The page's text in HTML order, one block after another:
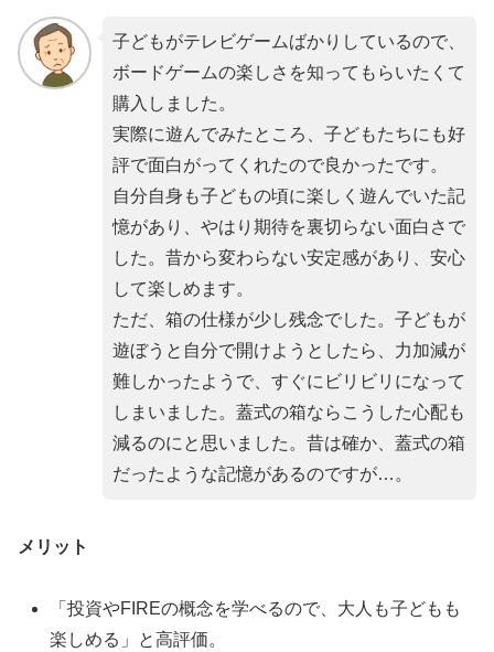
子どもがテレビゲームばかりしているので、
ボードゲームの楽しさを知ってもらいたくて
購入しました。
実際に遊んでみたところ、子どもたちにも好
評で面白がってくれたので良かったです。
自分自身も子どもの頃に楽しく遊んでいた記
憶があり、やはり期待を裏切らない面白さで
した。昔から変わらない安定感があり、安心
して楽しめます。
ただ、箱の仕様が少し残念でした。子どもが
遊ぼうと自分で開けようとしたら、力加減が
難しかったようで、すぐにビリビリになって
しまいました。蓋式の箱ならこうした心配も
減るのにと思いました。昔は確か、蓋式の箱
だったような記憶があるのですが…。
メリット
「投資やFIREの概念を学べるので、大人も子どもも
楽しめる」と高評価。